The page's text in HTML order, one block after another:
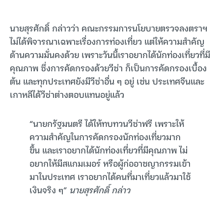
นายสุรศักดิ์ กล่าวว่า คณะกรรมการนโยบายตรวจลงตราฯ
ไม่ได้พิจารณาเฉพาะเรื่องการท่องเที่ยว แต่ให้ความสำคัญ
ด้านความมั่นคงด้วย เพราะวันนี้เราอยากได้นักท่องเที่ยวที่มี
คุณภาพ ซึ่งการคัดกรองด้วยวีซ่า ก็เป็นการคัดกรองเบื้อง
ต้น และทุกประเทศยังมีวีซ่าอื่น ๆ อยู่ เช่น ประเทศจีนและ
เกาหลีได้วีซ่าต่างตอบแทนอยู่แล้ว
“นายกรัฐมนตรี ได้ให้ทบทวนวีซ่าฟรี เพราะให้
ความสำคัญในการคัดกรองนักท่องเที่ยวมาก
ขึ้น และเราอยากได้นักท่องเที่ยวที่มีคุณภาพ ไม่
อยากให้มีสแกมเมอร์ หรือผู้ก่ออาชญากรรมเข้า
มาในประเทศ เราอยากได้คนที่มาเที่ยวแล้วมาใช้
เงินจริง ๆ” นายสุรศักดิ์ กล่าว